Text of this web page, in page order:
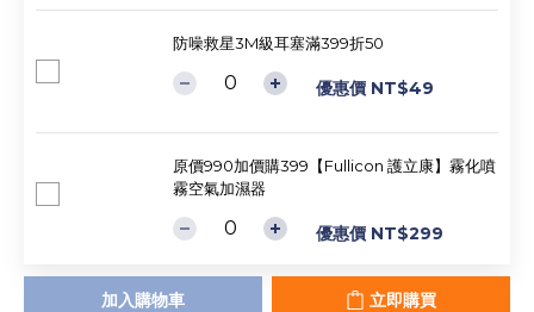
防噪救星3M級耳塞滿399折50
優惠價 NT$49
原價990加價購399【Fullicon 護立康】霧化噴
霧空氣加濕器
優惠價 NT$299
加入購物車 立即購買